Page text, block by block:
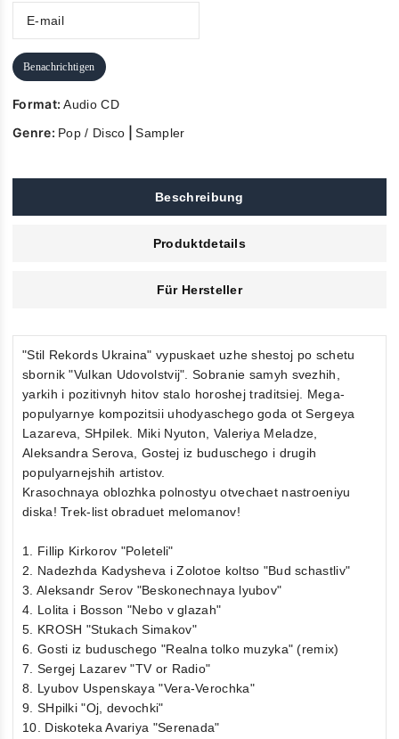
Benachrichtigen
Format:Audio CD
Genre: Pop / Disco |Sampler
Beschreibung
Produktdetails
Für Hersteller
"Stil Rekords Ukraina" vypuskaet uzhe shestoj po schetu
sbornik "Vulkan Udovolstvij". Sobranie samyh svezhih,
yarkih i pozitivnyh hitov stalo horoshej traditsiej. Mega-
populyarnye kompozitsii uhodyaschego goda ot Sergeya
Lazareva, SHpilek. Miki Nyuton, Valeriya Meladze,
Aleksandra Serova, Gostej iz buduschego i drugih
populyarnejshih artistov.
Krasochnaya oblozhka polnostyu otvechaet nastroeniyu
diska! Trek-list obraduet melomanov!
1. Fillip Kirkorov "Poleteli"
2. Nadezhda Kadysheva i Zolotoe koltso "Bud schastliv"
3. Aleksandr Serov "Beskonechnaya lyubov"
4. Lolita i Bosson "Nebo v glazah"
5. KROSH "Stukach Simakov"
6. Gosti iz buduschego "Realna tolko muzyka" (remix)
7. Sergej Lazarev "TV or Radio"
8. Lyubov Uspenskaya "Vera-Verochka"
9. SHpilki "Oj, devochki"
10. Diskoteka Avariya "Serenada"